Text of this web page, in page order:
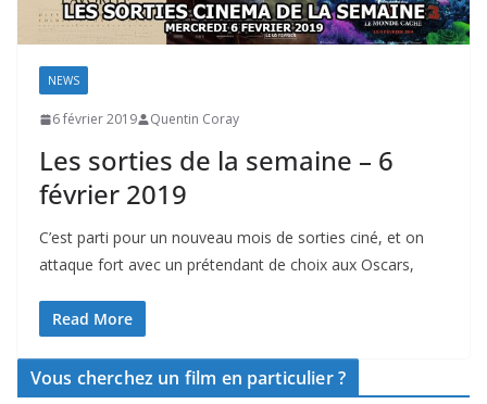
NEWS
6 février 2019 Quentin Coray
Les sorties de la semaine – 6
février 2019
C’est parti pour un nouveau mois de sorties ciné, et on
attaque fort avec un prétendant de choix aux Oscars,
Read More
Vous cherchez un film en particulier ?